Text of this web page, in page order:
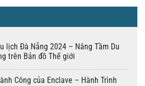
lịch Đà Nẵng 2024 – Nâng Tầm Du
trên Bản đồ Thế giới
Công của Enclave – Hành Trình